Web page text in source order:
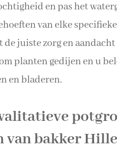
en pas het
van elke specifieke
juiste zorg en
planten gedijen en u
en bladeren.
van bakker